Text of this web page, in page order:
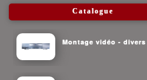
Catalogue
Montage vidéo - divers